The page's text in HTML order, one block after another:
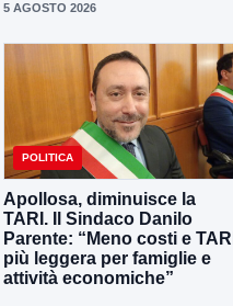
5 AGOSTO 2026
POLITICA
Apollosa, diminuisce la
TARI. Il Sindaco Danilo
Parente: “Meno costi e TARI
più leggera per famiglie e
attività economiche”